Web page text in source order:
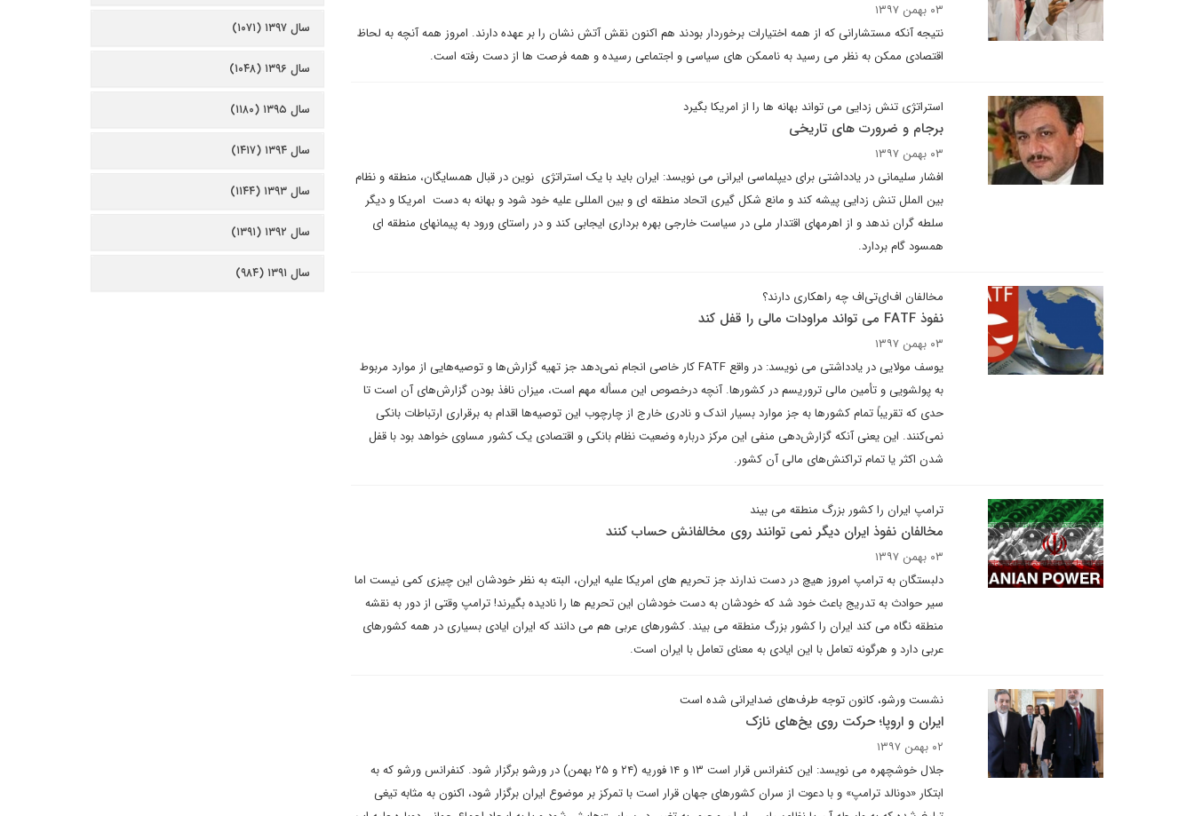
۰۳ بهمن ۱۳۹۷
نتیجه آنکه مستشارانی که از همه اختیارات برخوردار بودند هم اکنون نقش آتش نشان را بر عهده دارند. امروز همه آنچه به لحاظ
اقتصادی ممکن به نظر می رسید به ناممکن های سیاسی و اجتماعی رسیده و همه فرصت ها از دست رفته است.
استراتژی تنش زدایی می تواند بهانه ها را از امریکا بگیرد
برجام و ضرورت های تاریخی
۰۳ بهمن ۱۳۹۷
افشار سلیمانی در یادداشتی برای دیپلماسی ایرانی می نویسد: ایران باید با یک استراتژی نوین در قبال همسایگان، منطقه و نظام
بین الملل تنش زدایی پیشه کند و مانع شکل گیری اتحاد منطقه ای و بین المللی علیه خود شود و بهانه به دست امریکا و دیگر
سلطه گران ندهد و از اهرمهای اقتدار ملی در سیاست خارجی بهره برداری ایجابی کند و در راستای ورود به پیمانهای منطقه ای
همسود گام بردارد.
مخالفان اف‌ای‌تی‌اف چه راهکاری دارند؟
نفوذ FATF می تواند مراودات مالی را قفل کند
۰۳ بهمن ۱۳۹۷
یوسف مولایی در یادداشتی می نویسد: در واقع FATF کار خاصی انجام نمی‌دهد جز تهیه گزارش‌ها و توصیه‌هایی از موارد مربوط
به پولشویی و تأمین مالی تروریسم در کشورها. آنچه درخصوص این مسأله مهم است، میزان نافذ بودن گزارش‌های آن است تا
حدی که تقریباً تمام کشورها به جز موارد بسیار اندک و نادری خارج از چارچوب این توصیه‌ها اقدام به برقراری ارتباطات بانکی
نمی‌کنند. این یعنی آنکه گزارش‌دهی منفی این مرکز درباره وضعیت نظام بانکی و اقتصادی یک کشور مساوی خواهد بود با قفل
شدن اکثر یا تمام تراکنش‌های مالی آن کشور.
ترامپ ایران را کشور بزرگ منطقه می بیند
مخالفان نفوذ ایران دیگر نمی توانند روی مخالفانش حساب کنند
۰۳ بهمن ۱۳۹۷
دلبستگان به ترامپ امروز هیچ در دست ندارند جز تحریم های امریکا علیه ایران، البته به نظر خودشان این چیزی کمی نیست اما
سیر حوادث به تدریج باعث خود شد که خودشان به دست خودشان این تحریم ها را نادیده بگیرند! ترامپ وقتی از دور به نقشه
منطقه نگاه می کند ایران را کشور بزرگ منطقه می بیند. کشورهای عربی هم می دانند که ایران ایادی بسیاری در همه کشورهای
عربی دارد و هرگونه تعامل با این ایادی به معنای تعامل با ایران است.
نشست ورشو، کانون توجه طرف‌های ضدایرانی شده است
ایران و اروپا؛ حرکت روی یخ‌های نازک
۰۲ بهمن ۱۳۹۷
جلال خوشچهره می نویسد: این کنفرانس قرار است ۱۳ و ۱۴ فوریه (۲۴ و ۲۵ بهمن) در ورشو برگزار شود. کنفرانس ورشو که به
ابتکار «دونالد ترامپ» و با دعوت از سران کشورهای جهان قرار است با تمرکز بر موضوع ایران برگزار شود، اکنون به مثابه تیغی
سال ۱۳۹۷ (۱۰۷۱)
سال ۱۳۹۶ (۱۰۴۸)
سال ۱۳۹۵ (۱۱۸۰)
سال ۱۳۹۴ (۱۴۱۷)
سال ۱۳۹۳ (۱۱۴۴)
سال ۱۳۹۲ (۱۳۹۱)
سال ۱۳۹۱ (۹۸۴)